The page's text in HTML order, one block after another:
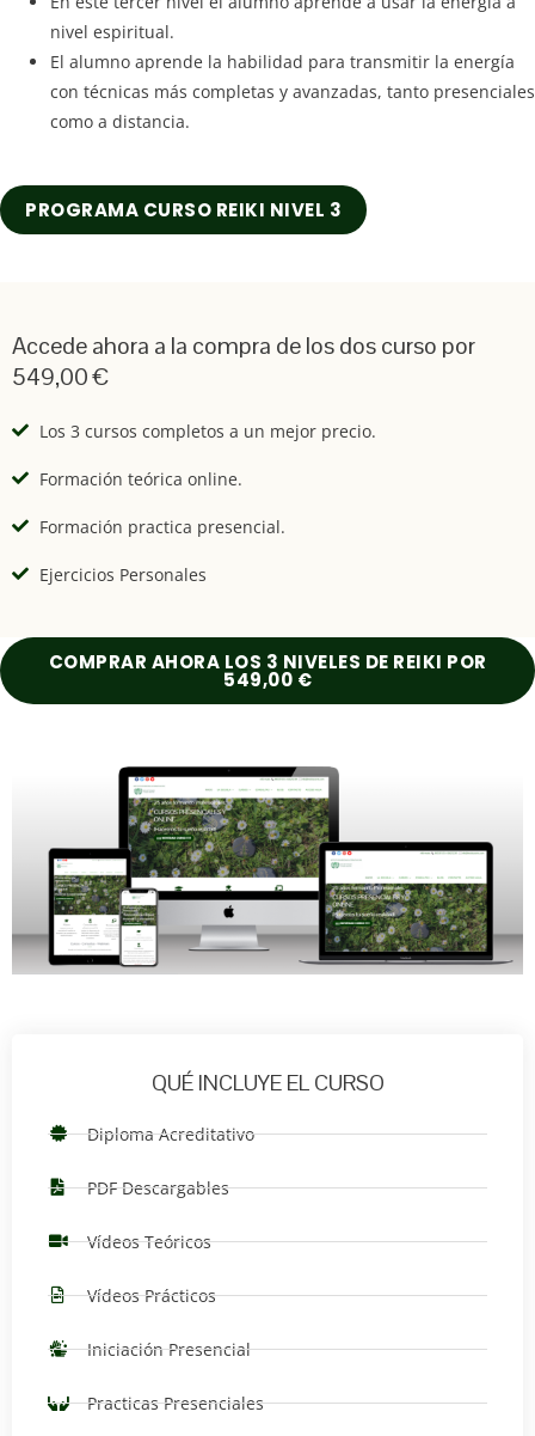
nivel espiritual.
El alumno aprende la habilidad para transmitir la energía
con técnicas más completas y avanzadas, tanto presenciales
como a distancia.
PROGRAMA CURSO REIKI NIVEL 3
Accede ahora a la compra de los dos curso por
549,00 €
Los 3 cursos completos a un mejor precio.
Formación teórica online.
Formación practica presencial.
Ejercicios Personales
COMPRAR AHORA LOS 3 NIVELES DE REIKI POR
549,00 €
QUÉ INCLUYE EL CURSO
Diploma Acreditativo
PDF Descargables
Vídeos Teóricos
Vídeos Prácticos
Iniciación Presencial
Practicas Presenciales